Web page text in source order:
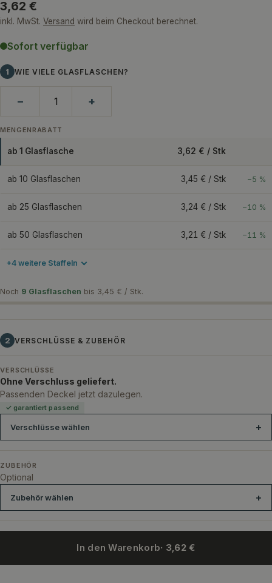
Regulärer
Preis
3,62 €
inkl. MwSt. Versand wird beim Checkout berechnet.
Sofort verfügbar
1 WIE VIELE GLASFLASCHEN?
− +
MENGENRABATT
ab 1 Glasflasche 3,62 € / Stk
ab 10 Glasflaschen 3,45 € / Stk −5 %
ab 25 Glasflaschen 3,24 € / Stk −10 %
ab 50 Glasflaschen 3,21 € / Stk −11 %
+4 weitere Staffeln
Noch 9 Glasflaschen bis 3,45 € / Stk.
2 VERSCHLÜSSE & ZUBEHÖR
VERSCHLÜSSE
Ohne Verschluss geliefert.
Passenden Deckel jetzt dazulegen.
✓ garantiert passend
Verschlüsse wählen
ZUBEHÖR
Optional
Zubehör wählen
In den Warenkorb· 3,62 €